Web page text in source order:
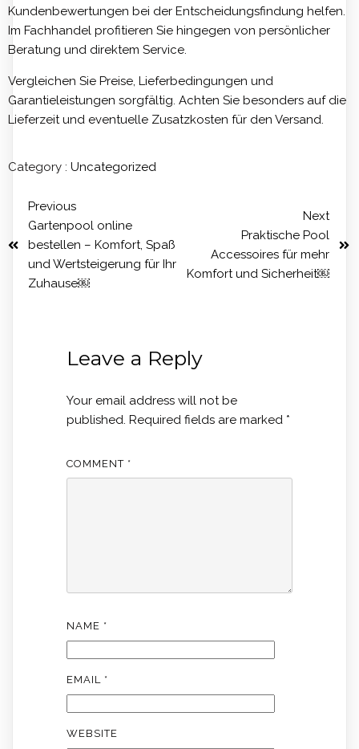
Kundenbewertungen bei der Entscheidungsfindung helfen.
Im Fachhandel profitieren Sie hingegen von persönlicher
Beratung und direktem Service.
Vergleichen Sie Preise, Lieferbedingungen und
Garantieleistungen sorgfältig. Achten Sie besonders auf die
Lieferzeit und eventuelle Zusatzkosten für den Versand.
Category : Uncategorized
Previous
Gartenpool online
bestellen – Komfort, Spaß
und Wertsteigerung für Ihr
Zuhause￼
Next
Praktische Pool
Accessoires für mehr
Komfort und Sicherheit￼
Leave a Reply
Your email address will not be
published. Required fields are marked *
COMMENT *
NAME *
EMAIL *
WEBSITE